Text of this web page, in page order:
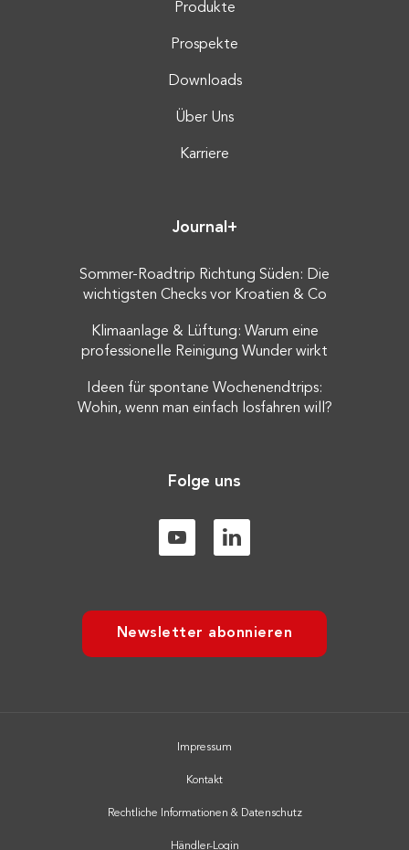
Produkte
Prospekte
Downloads
Über Uns
Karriere
Journal+
Sommer-Roadtrip Richtung Süden: Die
wichtigsten Checks vor Kroatien & Co
Klimaanlage & Lüftung: Warum eine
professionelle Reinigung Wunder wirkt
Ideen für spontane Wochenendtrips:
Wohin, wenn man einfach losfahren will?
Folge uns
Newsletter abonnieren
Impressum
Kontakt
Rechtliche Informationen & Datenschutz
Händler-Login